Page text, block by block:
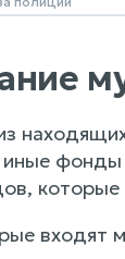
фонды
которые
входят